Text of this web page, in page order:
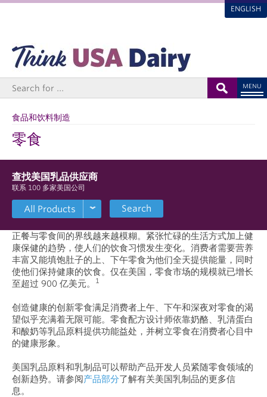
ENGLISH
MENU
食品和饮料制造
零食
查找美国乳品供应商
联系 100 多家美国公司
Search
正餐与零食间的界线越来越模糊。紧张忙碌的生活方式加上健
康保健的趋势，使人们的饮食习惯发生变化。消费者需要营养
丰富又能填饱肚子的上、下午零食为他们全天提供能量，同时
使他们保持健康的饮食。仅在美国，零食市场的规模就已增长
至超过 900 亿美元。
1
创造健康的创新零食满足消费者上午、下午和深夜对零食的渴
望似乎充满着无限可能。零食配方设计师依靠奶酪、乳清蛋白
和酸奶等乳品原料提供功能益处，并树立零食在消费者心目中
的健康形象。
美国乳品原料和乳制品可以帮助产品开发人员紧随零食领域的
创新趋势。请参阅产品部分了解有关美国乳制品的更多信
息。